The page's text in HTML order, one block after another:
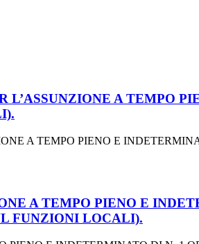
L’ASSUNZIONE A TEMPO
A TEMPO PIENO E
A TEMPO PIENO E
FUNZIONI LOCALI).